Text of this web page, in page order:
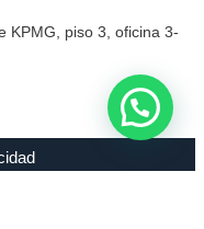
KPMG, piso 3, oficina 3-